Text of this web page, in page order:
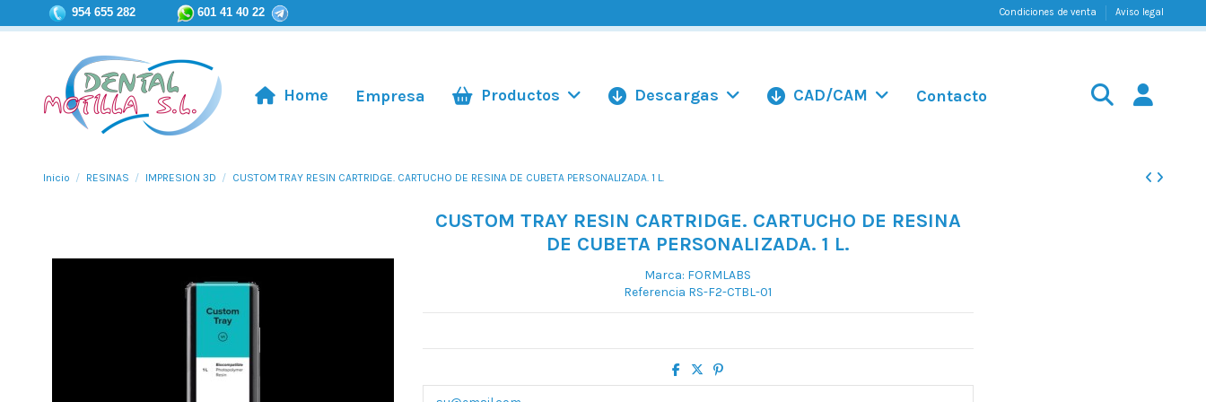
954 655 282 601 41 40 22 Condiciones de venta Aviso legal
Home Empresa Productos Descargas CAD/CAM Contacto
Inicio RESINAS IMPRESION 3D CUSTOM TRAY RESIN CARTRIDGE. CARTUCHO DE RESINA DE CUBETA PERSONALIZADA. 1 L.
CUSTOM TRAY RESIN CARTRIDGE. CARTUCHO DE RESINA
DE CUBETA PERSONALIZADA. 1 L.
Marca: FORMLABS
Referencia RS-F2-CTBL-01